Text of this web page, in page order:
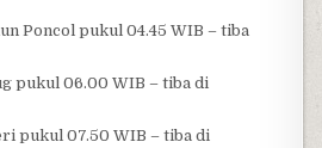
Poncol pukul 04.45 WIB – tiba
pukul 06.00 WIB – tiba di
pukul 07.50 WIB – tiba di